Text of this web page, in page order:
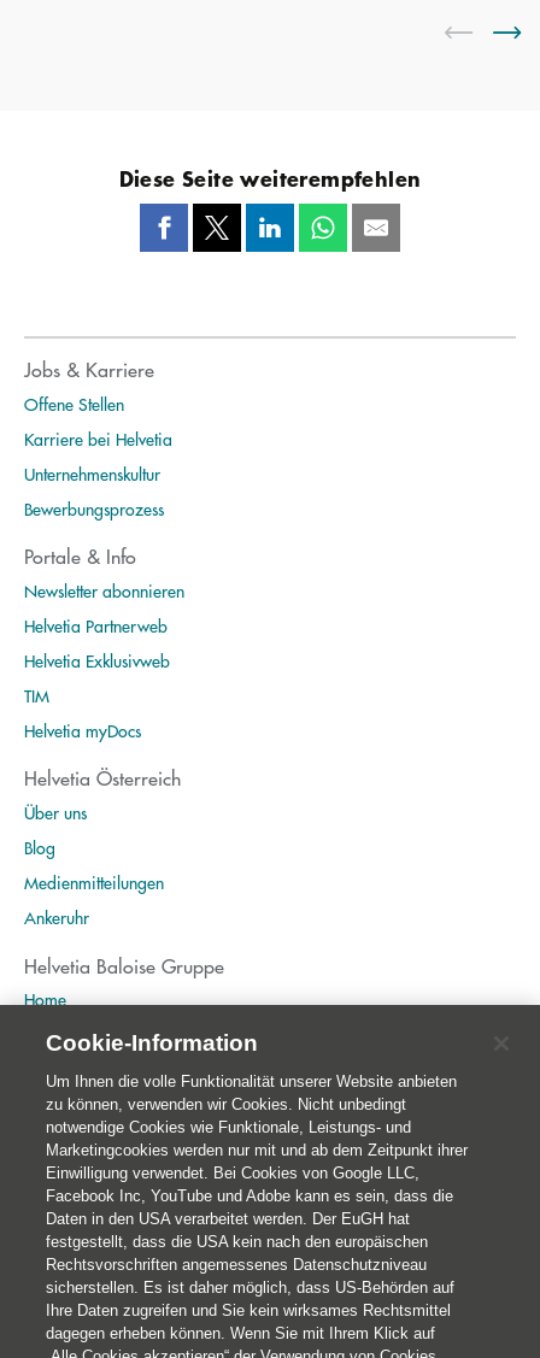
Diese Seite weiterempfehlen
Jobs & Karriere
Offene Stellen
Karriere bei Helvetia
Unternehmenskultur
Bewerbungsprozess
Portale & Info
Newsletter abonnieren
Helvetia Partnerweb
Helvetia Exklusivweb
TIM
Helvetia myDocs
Helvetia Österreich
Über uns
Blog
Medienmitteilungen
Ankeruhr
Helvetia Baloise Gruppe
Home
Publikationen
Nachhaltigkeit
© 2026 Helvetia Versicherungen AG
Cookie-Information
Um Ihnen die volle Funktionalität unserer Website anbieten
zu können, verwenden wir Cookies. Nicht unbedingt
notwendige Cookies wie Funktionale, Leistungs- und
Marketingcookies werden nur mit und ab dem Zeitpunkt ihrer
Einwilligung verwendet. Bei Cookies von Google LLC,
Facebook Inc, YouTube und Adobe kann es sein, dass die
Daten in den USA verarbeitet werden. Der EuGH hat
festgestellt, dass die USA kein nach den europäischen
Rechtsvorschriften angemessenes Datenschutzniveau
sicherstellen. Es ist daher möglich, dass US-Behörden auf
Ihre Daten zugreifen und Sie kein wirksames Rechtsmittel
dagegen erheben können. Wenn Sie mit Ihrem Klick auf